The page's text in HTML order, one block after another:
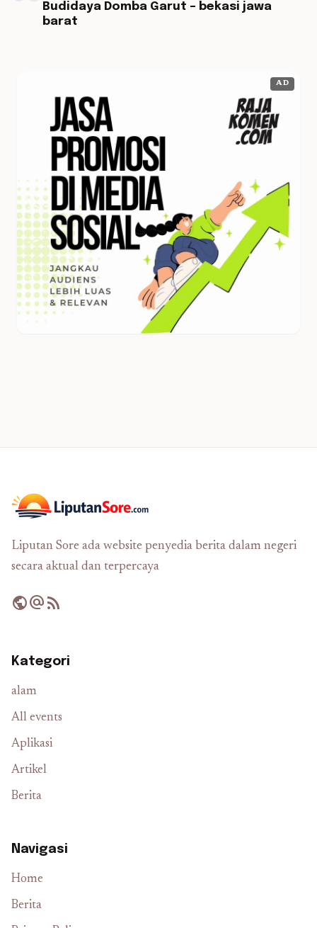
Budidaya Domba Garut – bekasi jawa
barat
AD
Liputan Sore ada website penyedia berita dalam negeri
secara aktual dan terpercaya
publicalternate_emailrss_feed
Kategori
alam
All events
Aplikasi
Artikel
Berita
Navigasi
Home
Berita